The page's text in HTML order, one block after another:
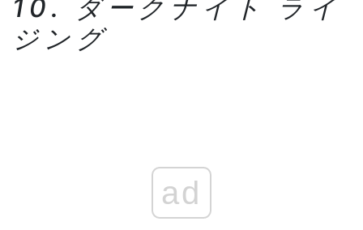
10. ダークナイト ライ
ジング
ad